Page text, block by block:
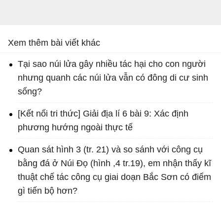
Xem thêm bài viết khác
Tại sao núi lửa gây nhiều tác hại cho con người
nhưng quanh các núi lửa vẫn có đông di cư sinh
sống?
[Kết nối tri thức] Giải địa lí 6 bài 9: Xác định
phương hướng ngoài thực tế
Quan sát hình 3 (tr. 21) và so sánh với công cụ
bằng đá ở Núi Đọ (hình ,4 tr.19), em nhận thấy kĩ
thuật chế tác công cụ giai doạn Bắc Sơn có điểm
gì tiến bộ hơn?